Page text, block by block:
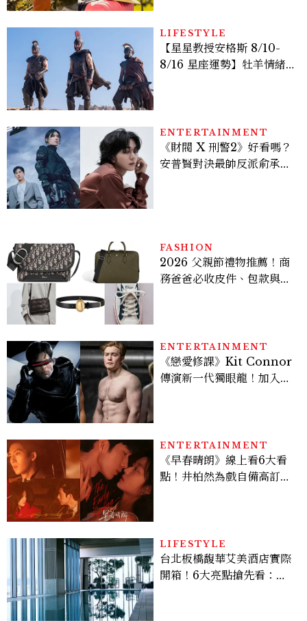
LIFESTYLE
【星星教授安格斯 8/10-
8/16 星座運勢】牡羊情緒
ENTERTAINMENT
《財閥 X 刑警2》好看嗎？
安普賢對決最帥反派俞承
FASHION
2026 父親節禮物推薦！商
務爸爸必收皮件、包款與鞋
ENTERTAINMENT
《戀愛修課》Kit Connor
傳演新一代獨眼龍！加入新
ENTERTAINMENT
《早春晴朗》線上看6大看
點！井柏然為戲自備高訂，
LIFESTYLE
台北板橋馥華艾美酒店實際
開箱！6大亮點搶先看：新